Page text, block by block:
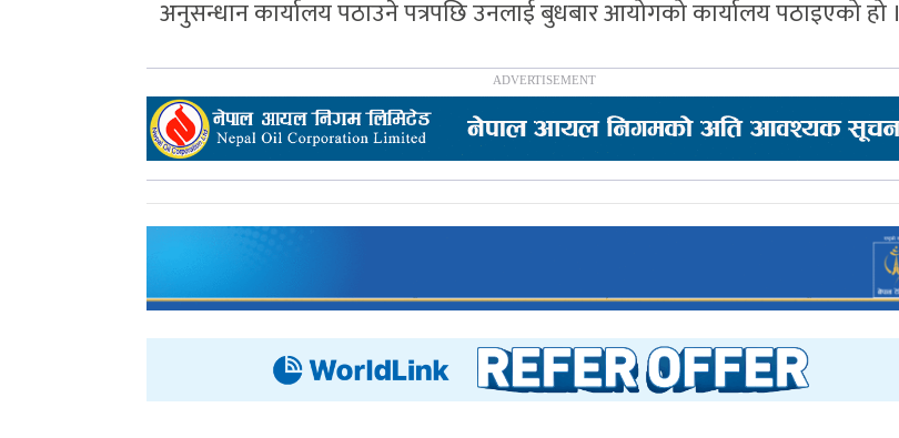
अनुसन्धान कार्यालय पठाउने पत्रपछि उनलाई बुधबार आयोगको कार्यालय पठाइएको हो ।